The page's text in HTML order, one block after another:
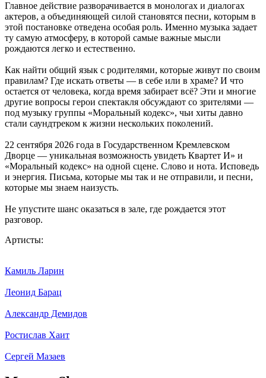
Главное действие разворачивается в монологах и диалогах
актеров, а объединяющей силой становятся песни, которым в
этой постановке отведена особая роль. Именно музыка задает
ту самую атмосферу, в которой самые важные мысли
рождаются легко и естественно.
Как найти общий язык с родителями, которые живут по своим
правилам? Где искать ответы — в себе или в храме? И что
остается от человека, когда время забирает всё? Эти и многие
другие вопросы герои спектакля обсуждают со зрителями —
под музыку группы «Моральный кодекс», чьи хиты давно
стали саундтреком к жизни нескольких поколений.
22 сентября 2026 года в Государственном Кремлевском
Дворце — уникальная возможность увидеть Квартет И» и
«Моральный кодекс» на одной сцене. Слово и нота. Исповедь
и энергия. Письма, которые мы так и не отправили, и песни,
которые мы знаем наизусть.
Не упустите шанс оказаться в зале, где рождается этот
разговор.
Артисты:
Камиль Ларин
Леонид Барац
Александр Демидов
Ростислав Хаит
Сергей Мазаев